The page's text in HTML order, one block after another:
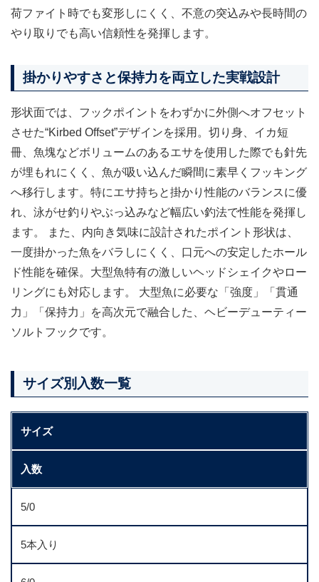
荷ファイト時でも変形しにくく、不意の突込みや長時間の
やり取りでも高い信頼性を発揮します。
掛かりやすさと保持力を両立した実戦設計
形状面では、フックポイントをわずかに外側へオフセット
させた“Kirbed Offset”デザインを採用。切り身、イカ短
冊、魚塊などボリュームのあるエサを使用した際でも針先
が埋もれにくく、魚が吸い込んだ瞬間に素早くフッキング
へ移行します。特にエサ持ちと掛かり性能のバランスに優
れ、泳がせ釣りやぶっ込みなど幅広い釣法で性能を発揮し
ます。 また、内向き気味に設計されたポイント形状は、
一度掛かった魚をバラしにくく、口元への安定したホール
ド性能を確保。大型魚特有の激しいヘッドシェイクやロー
リングにも対応します。 大型魚に必要な「強度」「貫通
力」「保持力」を高次元で融合した、ヘビーデューティー
ソルトフックです。
サイズ別入数一覧
サイズ
入数
5/0
5本入り